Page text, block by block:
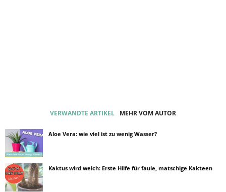
VERWANDTE ARTIKEL MEHR VOM AUTOR
Aloe Vera: wie viel ist zu wenig Wasser?
Kaktus wird weich: Erste Hilfe für faule, matschige Kakteen